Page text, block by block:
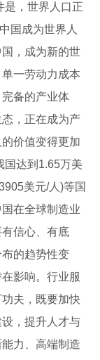
，世界人口正
国成为世界人
，成为新的世
一劳动力成本
备的产业体
，正在成为产
价值变得更加
国达到1.65万美
美元/人)等国
在全球制造业
信心、有底
的趋势性变
影响。行业服
夫，既要加快
，提升人才与
力、高端制造